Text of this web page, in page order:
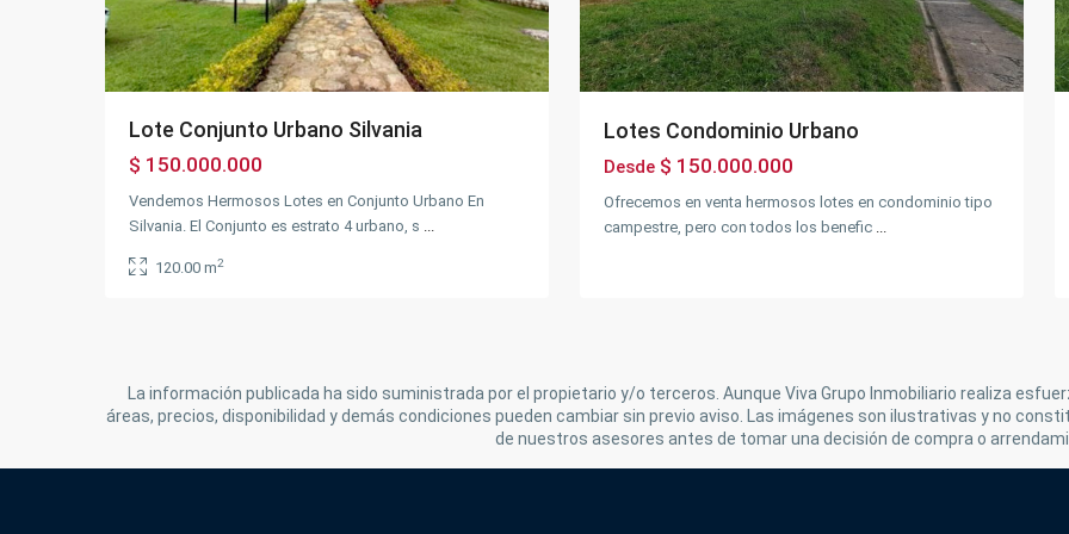
Lote Conjunto Urbano Silvania
$ 150.000.000
Vendemos Hermosos Lotes en Conjunto Urbano En
Silvania. El Conjunto es estrato 4 urbano, s ...
120.00 m2
Lotes Condominio Urbano
Desde $ 150.000.000
Ofrecemos en venta hermosos lotes en condominio tipo
campestre, pero con todos los benefic
La información publicada ha sido suministrada por el propietario y/o terceros. Aunque Viva Grupo Inmobiliario realiza
áreas, precios, disponibilidad y demás condiciones pueden cambiar sin previo aviso. Las imágenes son ilustrativas y no
de nuestros asesores antes de tomar una decisión de compra o